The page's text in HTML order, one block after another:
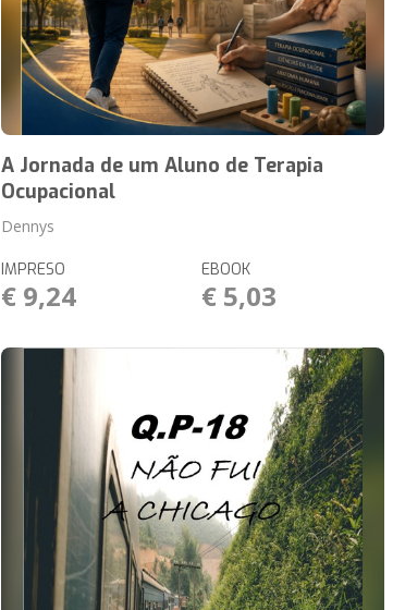
A Jornada de um Aluno de Terapia
Ocupacional
Dennys
IMPRESO
€ 9,24
EBOOK
€ 5,03